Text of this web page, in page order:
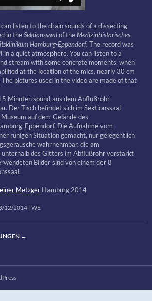
listen to the drain sounds of a dissecting
in theSektionssaalof theMedizinhistorisches
Hamburg-Eppendorf. The record was
a quiet atmosphere. You can listen to a
stream with some concrete moments, when
at the location of the mics, nearly 30 cm
pictures used in the video are made of that
5 Minuten sound aus dem Abflußrohr
Der Tisch befindet sich im Sektionssaal
auf dem Gelände des
Eppendorf. Die Aufnahme vom
ruhigen Situation gemacht, nur gelegentlich
wahrnehmbar, die am
unterhalb des Gitters im Abflußrohr verstärkt
Bilder sind von einem der 8
Metzger Hamburg 2014
12/2014 WE
→